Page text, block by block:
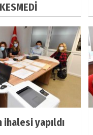
ihalesi yapıldı